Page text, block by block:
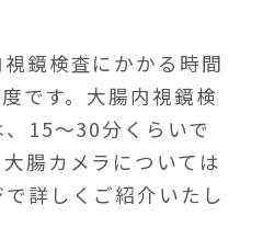
鏡検査にかかる時間
です。大腸内視鏡検
15～30分くらいで
腸カメラについては
詳しくご紹介いたし